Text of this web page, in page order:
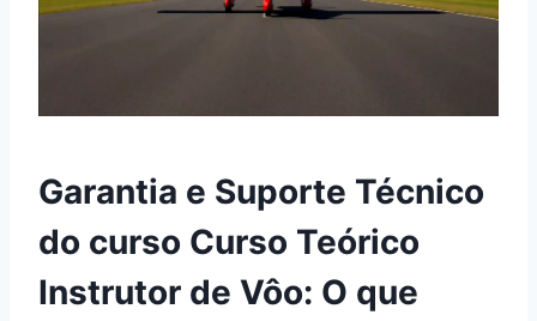
Garantia e Suporte Técnico
do curso Curso Teórico
Instrutor de Vôo: O que